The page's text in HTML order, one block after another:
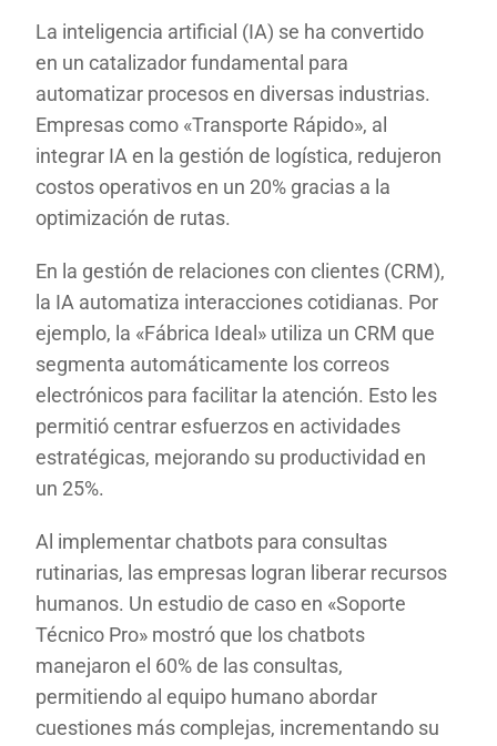
La inteligencia artificial (IA) se ha convertido
en un catalizador fundamental para
automatizar procesos en diversas industrias.
Empresas como «Transporte Rápido», al
integrar IA en la gestión de logística, redujeron
costos operativos en un 20% gracias a la
optimización de rutas.
En la gestión de relaciones con clientes (CRM),
la IA automatiza interacciones cotidianas. Por
ejemplo, la «Fábrica Ideal» utiliza un CRM que
segmenta automáticamente los correos
electrónicos para facilitar la atención. Esto les
permitió centrar esfuerzos en actividades
estratégicas, mejorando su productividad en
un 25%.
Al implementar chatbots para consultas
rutinarias, las empresas logran liberar recursos
humanos. Un estudio de caso en «Soporte
Técnico Pro» mostró que los chatbots
manejaron el 60% de las consultas,
permitiendo al equipo humano abordar
cuestiones más complejas, incrementando su